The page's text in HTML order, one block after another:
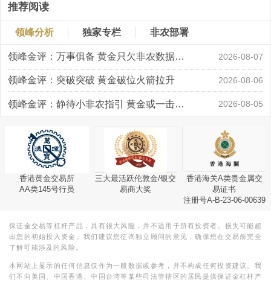
推荐阅读
领峰分析 独家专栏 非农部署
领峰金评：万事俱备 黄金只欠非农数据“东风” 2026-08-07
领峰金评：突破突破 黄金破位火箭拉升 2026-08-06
领峰金评：静待小非农指引 黄金或一击破局 2026-08-05
香港黄金交易所
AA类145号行员
三大最活跃伦敦金/银交
易商大奖
香港海关A类贵金属交
易证书
注册号A-B-23-06-00639
保证金交易等杠杆产品，具有很大风险，并不适用于所有投资者。损失可能超
出您的初始投入资金。我们建议您征询独立顾问的意见，确保您在交易前完全
了解可能涉及的风险。
本网站上显示的任何信息仅作为一般数据或参考，并不构成任何投资建议。我
们不向美国、中国香港、中国台湾等某些司法管辖区的居民提供保证金杠杆产